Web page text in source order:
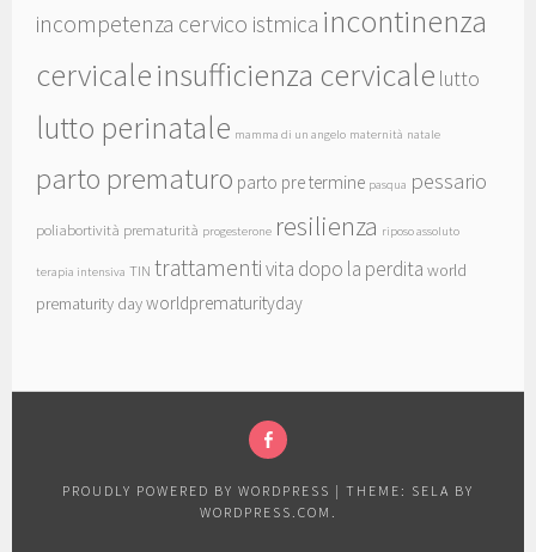
incompetenza cervico istmica incontinenza
cervicaleinsufficienza cervicale lutto
lutto perinatale mamma di un angelo maternità natale
parto prematuro parto pre termine pasqua pessario
poliabortività prematurità progesterone resilienza riposo assoluto
terapia intensiva TIN trattamentivita dopo la perdita world
prematurity dayworldprematurityday
PROUDLY POWERED BY WORDPRESS | THEME: SELA BY
WORDPRESS.COM .